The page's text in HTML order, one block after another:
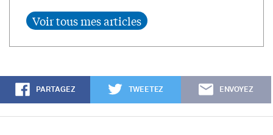
PARTAGEZ TWEETEZ ENVOYEZ